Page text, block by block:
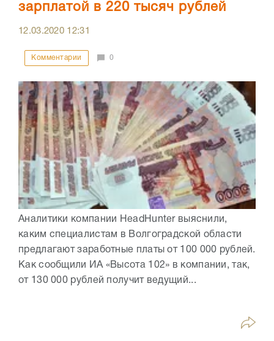
зарплатой в 220 тысяч рублей
12.03.2020 12:31
Комментарии 0
Аналитики компании HeadHunter выяснили,
каким специалистам в Волгоградской области
предлагают заработные платы от 100 000 рублей.
Как сообщили ИА «Высота 102» в компании, так,
от 130 000 рублей получит ведущий...